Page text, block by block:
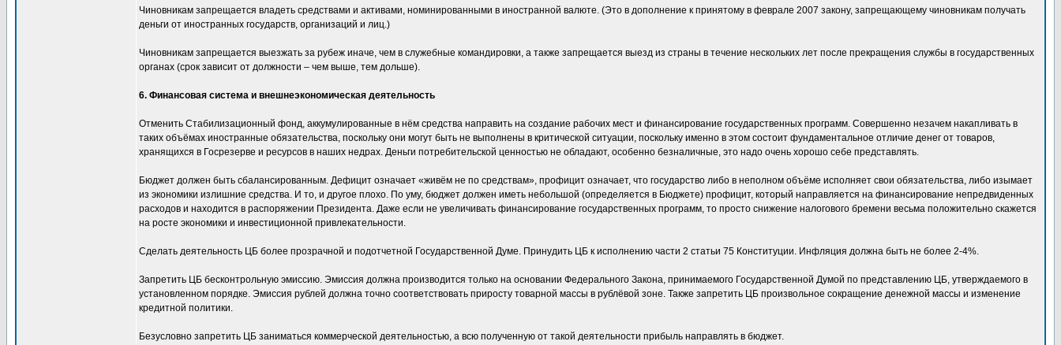
Чиновникам запрещается владеть средствами и активами, номинированными в иностранной валюте. (Это в дополнение к принятому в феврале 2007 закону, запрещающему чиновникам получать
деньги от иностранных государств, организаций и лиц.)
Чиновникам запрещается выезжать за рубеж иначе, чем в служебные командировки, а также запрещается выезд из страны в течение нескольких лет после прекращения службы в государственных
органах (срок зависит от должности – чем выше, тем дольше).
6. Финансовая система и внешнеэкономическая деятельность
Отменить Стабилизационный фонд, аккумулированные в нём средства направить на создание рабочих мест и финансирование государственных программ. Совершенно незачем накапливать в
таких объёмах иностранные обязательства, поскольку они могут быть не выполнены в критической ситуации, поскольку именно в этом состоит фундаментальное отличие денег от товаров,
хранящихся в Госрезерве и ресурсов в наших недрах. Деньги потребительской ценностью не обладают, особенно безналичные, это надо очень хорошо себе представлять.
Бюджет должен быть сбалансированным. Дефицит означает «живём не по средствам», профицит означает, что государство либо в неполном объёме исполняет свои обязательства, либо изымает
из экономики излишние средства. И то, и другое плохо. По уму, бюджет должен иметь небольшой (определяется в Бюджете) профицит, который направляется на финансирование непредвиденных
расходов и находится в распоряжении Президента. Даже если не увеличивать финансирование государственных программ, то просто снижение налогового бремени весьма положительно скажется
на росте экономики и инвестиционной привлекательности.
Сделать деятельность ЦБ более прозрачной и подотчетной Государственной Думе. Принудить ЦБ к исполнению части 2 статьи 75 Конституции. Инфляция должна быть не более 2-4%.
Запретить ЦБ бесконтрольную эмиссию. Эмиссия должна производится только на основании Федерального Закона, принимаемого Государственной Думой по представлению ЦБ, утверждаемого в
установленном порядке. Эмиссия рублей должна точно соответствовать приросту товарной массы в рублёвой зоне. Также запретить ЦБ произвольное сокращение денежной массы и изменение
кредитной политики.
Безусловно запретить ЦБ заниматься коммерческой деятельностью, а всю полученную от такой деятельности прибыль направлять в бюджет.